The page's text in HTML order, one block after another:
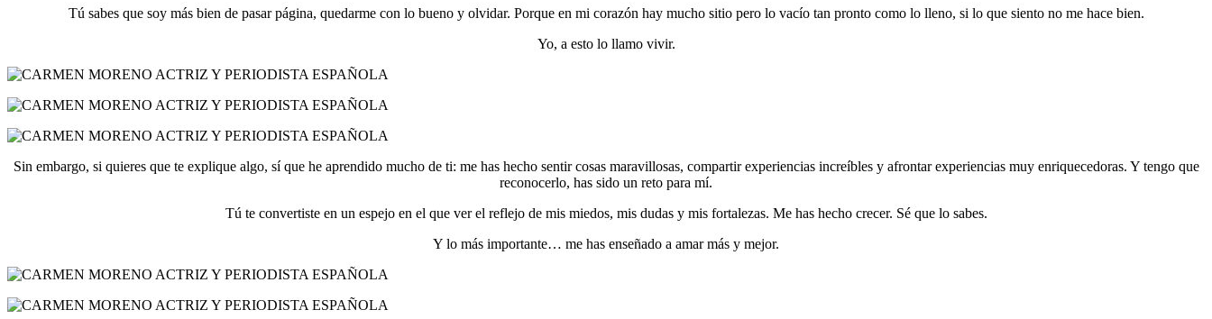
Tú sabes que soy más bien de pasar página, quedarme con lo bueno y olvidar. Porque en mi corazón hay mucho sitio pero lo vacío tan pronto como lo lleno, si lo que siento no me hace bien.
Yo, a esto lo llamo vivir.
Sin embargo, si quieres que te explique algo, sí que he aprendido mucho de ti: me has hecho sentir cosas maravillosas, compartir experiencias increíbles y afrontar experiencias muy enriquecedoras. Y tengo que
reconocerlo, has sido un reto para mí.
Tú te convertiste en un espejo en el que ver el reflejo de mis miedos, mis dudas y mis fortalezas. Me has hecho crecer. Sé que lo sabes.
Y lo más importante… me has enseñado a amar más y mejor.